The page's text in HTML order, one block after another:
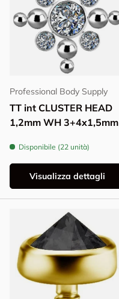
Professional Body Supply
TT int CLUSTER HEAD
1,2mm WH 3+4x1,5mm
Disponibile (22 unità)
Visualizza dettagli